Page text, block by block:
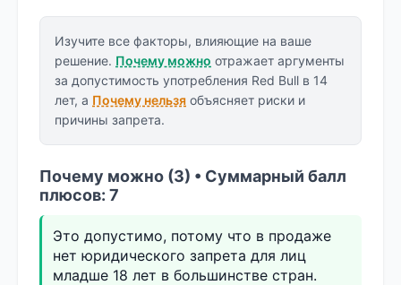
Изучите все факторы, влияющие на ваше
решение. Почему можно отражает аргументы
за допустимость употребления Red Bull в 14
лет, а Почему нельзя объясняет риски и
причины запрета.
Почему можно (3) • Суммарный балл
плюсов: 7
Это допустимо, потому что в продаже
нет юридического запрета для лиц
младше 18 лет в большинстве стран.